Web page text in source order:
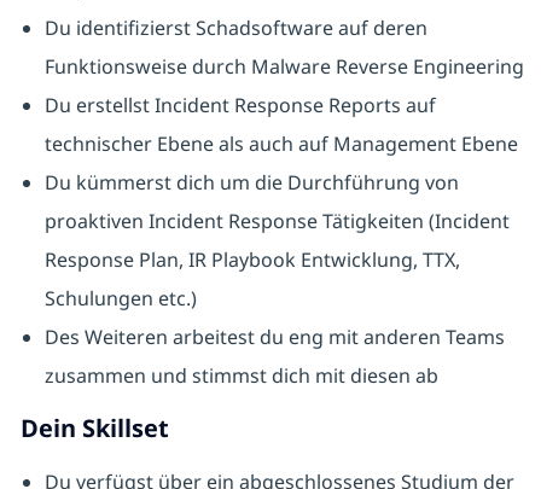
Du identifizierst Schadsoftware auf deren
Funktionsweise durch Malware Reverse Engineering
Du erstellst Incident Response Reports auf
technischer Ebene als auch auf Management Ebene
Du kümmerst dich um die Durchführung von
proaktiven Incident Response Tätigkeiten (Incident
Response Plan, IR Playbook Entwicklung, TTX,
Schulungen etc.)
Des Weiteren arbeitest du eng mit anderen Teams
zusammen und stimmst dich mit diesen ab
Dein Skillset
Du verfügst über ein abgeschlossenes Studium der